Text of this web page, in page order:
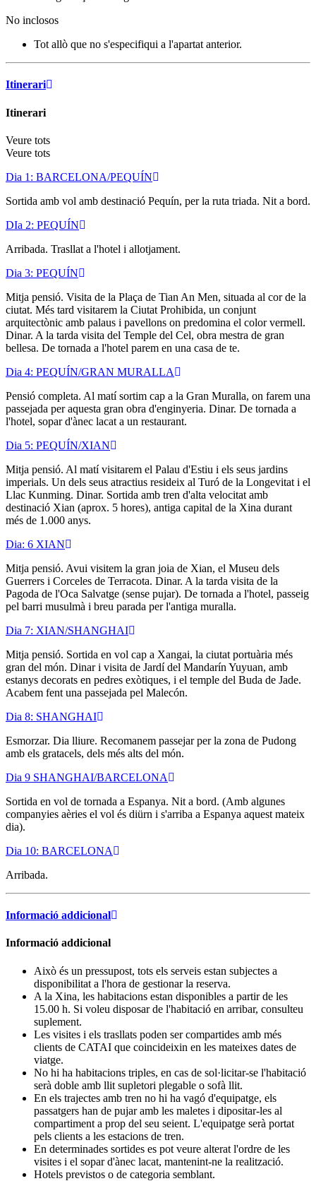
No inclosos
Tot allò que no s'especifiqui a l'apartat anterior.
Itinerari
Itinerari
Veure tots
Veure tots
Dia 1: BARCELONA/PEQUÍN
Sortida amb vol amb destinació Pequín, per la ruta triada. Nit a bord.
DIa 2: PEQUÍN
Arribada. Trasllat a l'hotel i allotjament.
Dia 3: PEQUÍN
Mitja pensió. Visita de la Plaça de Tian An Men, situada al cor de la
ciutat. Més tard visitarem la Ciutat Prohibida, un conjunt
arquitectònic amb palaus i pavellons on predomina el color vermell.
Dinar. A la tarda visita del Temple del Cel, obra mestra de gran
bellesa. De tornada a l'hotel parem en una casa de te.
Dia 4: PEQUÍN/GRAN MURALLA
Pensió completa. Al matí sortim cap a la Gran Muralla, on farem una
passejada per aquesta gran obra d'enginyeria. Dinar. De tornada a
l'hotel, sopar d'ànec lacat a un restaurant.
Dia 5: PEQUÍN/XIAN
Mitja pensió. Al matí visitarem el Palau d'Estiu i els seus jardins
imperials. Un dels seus atractius resideix al Turó de la Longevitat i el
Llac Kunming. Dinar. Sortida amb tren d'alta velocitat amb
destinació Xian (aprox. 5 hores), antiga capital de la Xina durant
més de 1.000 anys.
Dia: 6 XIAN
Mitja pensió. Avui visitem la gran joia de Xian, el Museu dels
Guerrers i Corceles de Terracota. Dinar. A la tarda visita de la
Pagoda de l'Oca Salvatge (sense pujar). De tornada a l'hotel, passeig
pel barri musulmà i breu parada per l'antiga muralla.
Dia 7: XIAN/SHANGHAI
Mitja pensió. Sortida en vol cap a Xangai, la ciutat portuària més
gran del món. Dinar i visita de Jardí del Mandarín Yuyuan, amb
estanys decorats en pedres exòtiques, i el temple del Buda de Jade.
Acabem fent una passejada pel Malecón.
Dia 8: SHANGHAI
Esmorzar. Dia lliure. Recomanem passejar per la zona de Pudong
amb els gratacels, dels més alts del món.
Dia 9 SHANGHAI/BARCELONA
Sortida en vol de tornada a Espanya. Nit a bord. (Amb algunes
companyies aèries el vol és diürn i s'arriba a Espanya aquest mateix
dia).
Dia 10: BARCELONA
Arribada.
Informació addicional
Informació addicional
Això és un pressupost, tots els serveis estan subjectes a
disponibilitat a l'hora de gestionar la reserva.
A la Xina, les habitacions estan disponibles a partir de les
15.00 h. Si voleu disposar de l'habitació en arribar, consulteu
suplement.
Les visites i els trasllats poden ser compartides amb més
clients de CATAI que coincideixin en les mateixes dates de
viatge.
No hi ha habitacions triples, en cas de sol·licitar-se l'habitació
serà doble amb llit supletori plegable o sofà llit.
En els trajectes amb tren no hi ha vagó d'equipatge, els
passatgers han de pujar amb les maletes i dipositar-les al
compartiment a prop del seu seient. L'equipatge serà portat
pels clients a les estacions de tren.
En determinades sortides es pot veure alterat l'ordre de les
visites i el sopar d'ànec lacat, mantenint-ne la realització.
Hotels previstos o de categoria semblant.